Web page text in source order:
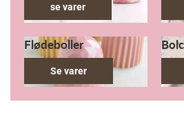
se varer
Flødeboller
Se varer